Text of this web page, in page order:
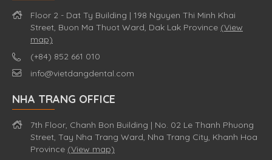
Floor 2 - Dat Ty Building | 198 Nguyen Thi Minh Khai
Street, Buon Ma Thuot Ward, Dak Lak Province (View
map)
(+84) 852 661 010
info@vietdangdental.com
NHA TRANG OFFICE
7th Floor, Chanh Bon Building | No. 02 Le Thanh Phuong
Street, Tay Nha Trang Ward, Nha Trang City, Khanh Hoa
Province (View map)